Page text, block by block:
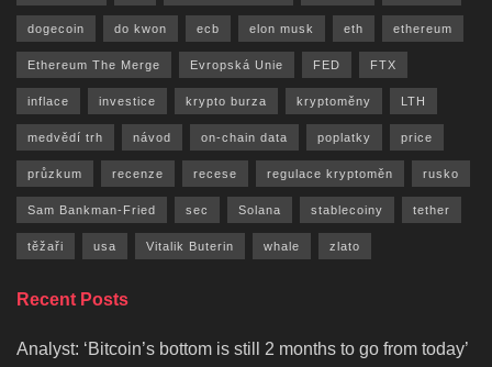
dogecoin do kwon ecb elon musk eth ethereum
Ethereum The Merge Evropská Unie FED FTX
inflace investice krypto burza kryptoměny LTH
medvědí trh návod on-chain data poplatky price
průzkum recenze recese regulace kryptoměn rusko
Sam Bankman-Fried sec Solana stablecoiny tether
těžaři usa Vitalik Buterin whale zlato
Recent Posts
Analyst: ‘Bitcoin’s bottom is still 2 months to go from today’